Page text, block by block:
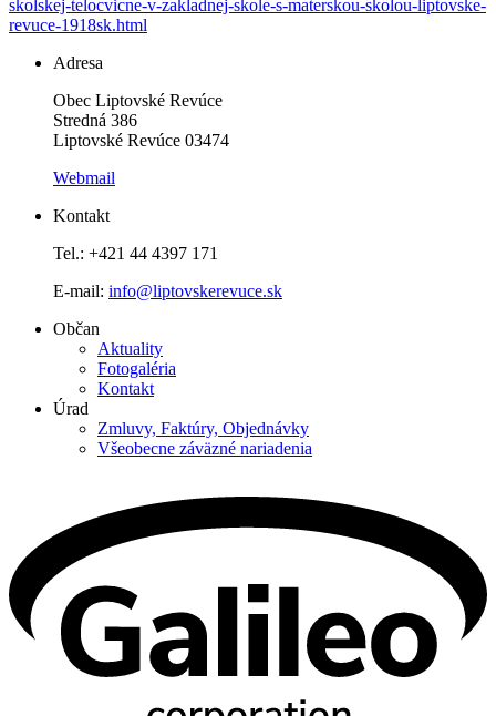
skolskej-telocvicne-v-zakladnej-skole-s-materskou-skolou-liptovske-
revuce-1918sk.html
Adresa
Obec Liptovské Revúce
Stredná 386
Liptovské Revúce 03474
Webmail
Kontakt
Tel.: +421 44 4397 171
E-mail: info@liptovskerevuce.sk
Občan
Aktuality
Fotogaléria
Kontakt
Úrad
Zmluvy, Faktúry, Objednávky
Všeobecne záväzné nariadenia